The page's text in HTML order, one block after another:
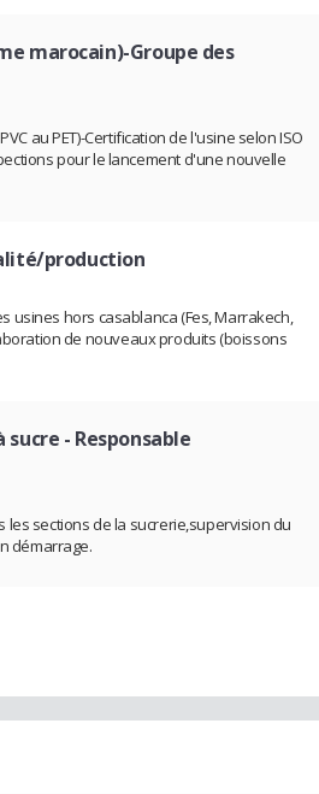
marocain)-Groupe des
au PET)-Certification de l'usine selon ISO
pour le lancement d'une nouvelle
production
usines hors casablanca (Fes, Marrakech,
de nouveaux produits (boissons
sucre - Responsable
sections de la sucrerie,supervision du
démarrage.